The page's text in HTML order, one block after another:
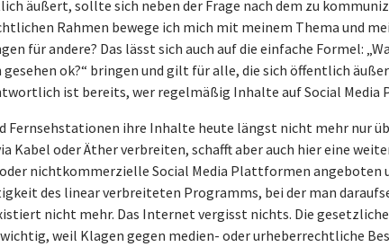
äußert, sollte sich neben der Frage nach dem zu
Rahmen bewege ich mich mit meinem Thema und
für andere? Das lässt sich auch auf die einfache Formel:
gesehen ok?“ bringen und gilt für alle, die sich öffentlich
ist bereits, wer regelmäßig Inhalte auf Social
Fernsehstationen ihre Inhalte heute längst nicht mehr nur
Kabel oder Äther verbreiten, schafft aber auch hier eine
nichtkommerzielle Social Media Plattformen angeboten
des linear verbreiteten Programms, bei der man
nicht mehr. Das Internet vergisst nichts. Die
weil Klagen gegen medien- oder urheberrechtliche